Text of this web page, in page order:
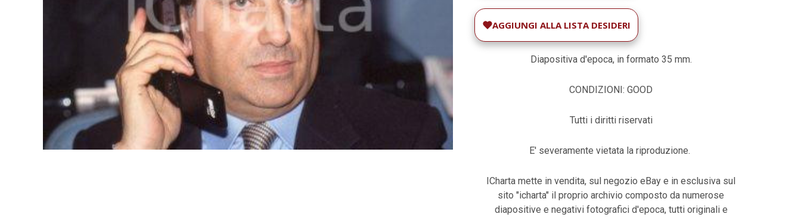
AGGIUNGI ALLA LISTA DESIDERI
Diapositiva d'epoca, in formato 35 mm.
CONDIZIONI: GOOD
Tutti i diritti riservati
E' severamente vietata la riproduzione.
ICharta mette in vendita, sul negozio eBay e in esclusiva sul
sito "icharta" il proprio archivio composto da numerose
diapositive e negativi fotografici d'epoca, tutti originali e